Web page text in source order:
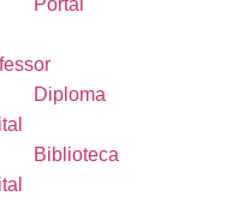
Portal
Diploma
Biblioteca